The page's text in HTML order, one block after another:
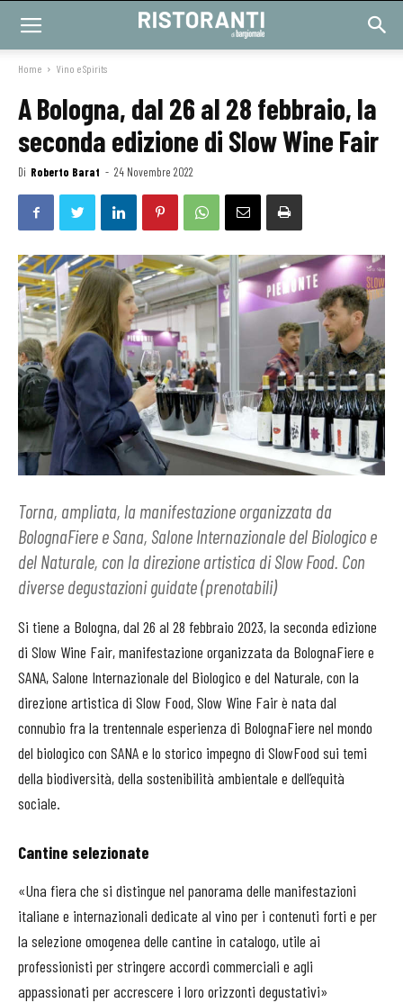
Home Vino e Spirits
A Bologna, dal 26 al 28 febbraio, la
seconda edizione di Slow Wine Fair
Di Roberto Barat - 24 Novembre 2022
Torna, ampliata, la manifestazione organizzata da
BolognaFiere e Sana, Salone Internazionale del Biologico e
del Naturale, con la direzione artistica di Slow Food. Con
diverse degustazioni guidate (prenotabili)
Si tiene a Bologna, dal 26 al 28 febbraio 2023, la seconda edizione
di Slow Wine Fair, manifestazione organizzata da BolognaFiere e
SANA, Salone Internazionale del Biologico e del Naturale, con la
direzione artistica di Slow Food,Slow Wine Fair è nata dal
connubio fra la trentennale esperienza di BolognaFiere nel mondo
del biologico con SANA e lo storico impegno di SlowFood sui temi
della biodiversità, della sostenibilità ambientale e dell’equità
sociale.
Cantine selezionate
«Una fiera che si distingue nel panorama delle manifestazioni
italiane e internazionali dedicate al vino per i contenuti forti e per
la selezione omogenea delle cantine in catalogo, utile ai
professionisti per stringere accordi commerciali e agli
appassionati per accrescere i loro orizzonti degustativi»